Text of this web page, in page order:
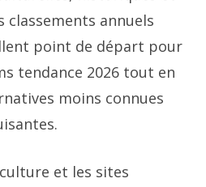
classements annuels
point de départ pour
tendance 2026 tout en
moins connues
et les sites